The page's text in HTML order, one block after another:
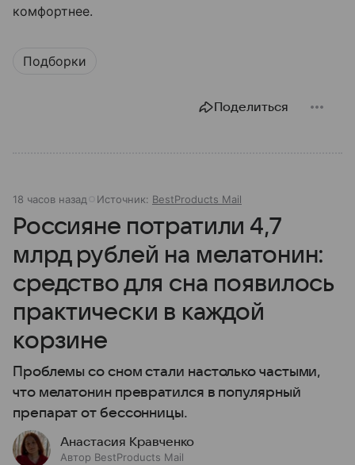
комфортнее.
Подборки
Поделиться
18 часов назад Источник: BestProducts Mail
Россияне потратили 4,7
млрд рублей на мелатонин:
средство для сна появилось
практически в каждой
корзине
Проблемы со сном стали настолько частыми,
что мелатонин превратился в популярный
препарат от бессонницы.
Анастасия Кравченко
Автор BestProducts Mail